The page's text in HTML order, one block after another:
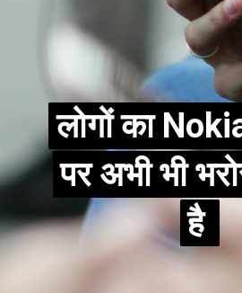
लोगों का
पर अभी भी
है
लोगों का
पर अभी भी
है